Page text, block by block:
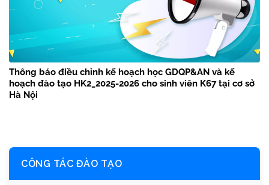
Thông báo điều chỉnh kế hoạch học GDQP&AN và kế
hoạch đào tạo HK2_2025-2026 cho sinh viên K67 tại cơ sở
Hà Nội
CÔNG TÁC ĐÀO TẠO